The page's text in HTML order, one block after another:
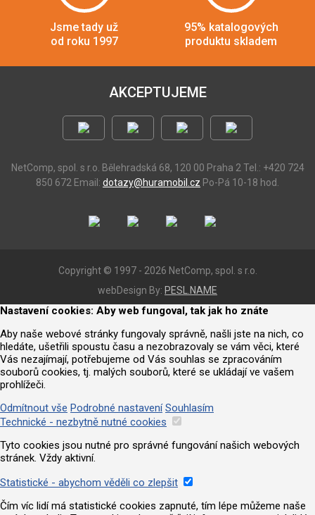
Jsme tady už
od roku 1997
95% katalogových
produktu skladem
AKCEPTUJEME
NetComp, spol. s r.o. Bělehradská 68, 120 00 Praha 2 Tel.: +420 724
850 672 Email: dotazy@huramobil.cz Po-Pá 10-18 hod.
Copyright © 1997 - 2026 NetComp, spol. s r.o.
webDesign By: PESL.NAME
Nastavení cookies: Aby web fungoval, tak jak ho znáte
Aby naše webové stránky fungovaly správně, našli jste na nich, co
hledáte, ušetřili spoustu času a nezobrazovaly se vám věci, které
Vás nezajímají, potřebujeme od Vás souhlas se zpracováním
souborů cookies, tj. malých souborů, které se ukládají ve vašem
prohlížeči.
Odmítnout vše Podrobné nastavení Souhlasím
Technické - nezbytně nutné cookies
Tyto cookies jsou nutné pro správné fungování našich webových
stránek. Vždy aktivní.
Statistické - abychom věděli co zlepšit
Čím víc lidí má statistické cookies zapnuté, tím lépe můžeme naše